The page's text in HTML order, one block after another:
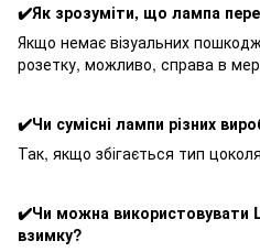
✔️Як зрозуміти, що лампа
Якщо немає візуальних
розетку, можливо, справа в
✔️Чи сумісні лампи різних
Так, якщо збігається тип
✔️Чи можна використовувати
взимку?